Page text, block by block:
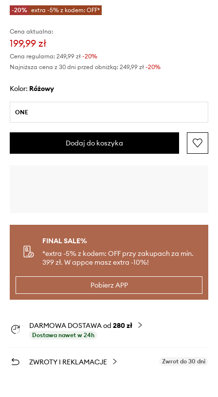
-20% extra -5% z kodem: OFF*
Cena aktualna:
199,99 zł
Cena regularna: 249,99 zł -20%
Najniższa cena z 30 dni przed obniżką: 249,99 zł -20%
Kolor: różowy
ONE
Dodaj do koszyka
FINAL SALE%
*extra -5% z kodem: OFF przy zakupach za min.
399 zł. W appce masz extra -10%!
Pobierz APP
DARMOWA DOSTAWA od 280 zł
Dostawa nawet w 24h
ZWROTY I REKLAMACJE Zwrot do 30 dni